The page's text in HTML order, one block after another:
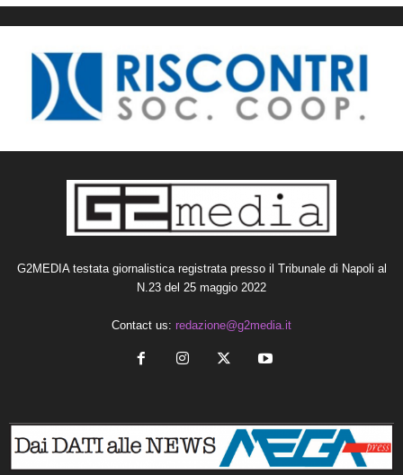
G2MEDIA testata giornalistica registrata presso il Tribunale di Napoli al
N.23 del 25 maggio 2022
Contact us: redazione@g2media.it